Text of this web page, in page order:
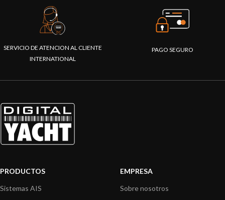
SERVICIO DE ATENCION AL CLIENTE
INTERNATIONAL
PAGO SEGURO
PRODUCTOS
Sistemas AIS
EMPRESA
Sobre nosotros